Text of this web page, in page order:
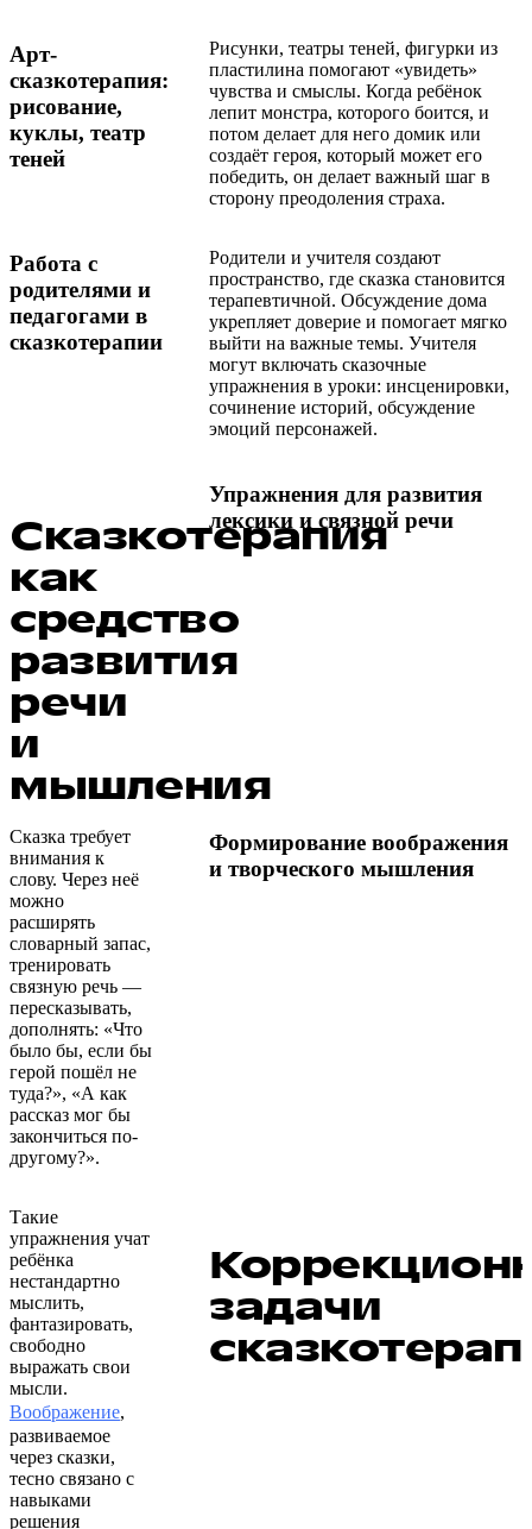
Арт-
сказкотерапия:
рисование,
куклы, театр
теней
Рисунки, театры теней, фигурки из
пластилина помогают «увидеть»
чувства и смыслы. Когда ребёнок
лепит монстра, которого боится, и
потом делает для него домик или
создаёт героя, который может его
победить, он делает важный шаг в
сторону преодоления страха.
Работа с
родителями и
педагогами в
сказкотерапии
Родители и учителя создают
пространство, где сказка становится
терапевтичной. Обсуждение дома
укрепляет доверие и помогает мягко
выйти на важные темы. Учителя
могут включать сказочные
упражнения в уроки: инсценировки,
сочинение историй, обсуждение
эмоций персонажей.
Сказкотерапия
как
средство
развития
речи
и
мышления
Упражнения для развития
лексики и связной речи
Сказка требует
внимания к
слову. Через неё
можно
расширять
словарный запас,
тренировать
связную речь —
пересказывать,
дополнять: «Что
было бы, если бы
герой пошёл не
туда?», «А как
рассказ мог бы
закончиться по-
другому?».
Формирование воображения
и творческого мышления
Такие
упражнения учат
ребёнка
нестандартно
мыслить,
фантазировать,
свободно
выражать свои
мысли.
Воображение,
развиваемое
через сказки,
тесно связано с
навыками
решения
задачи